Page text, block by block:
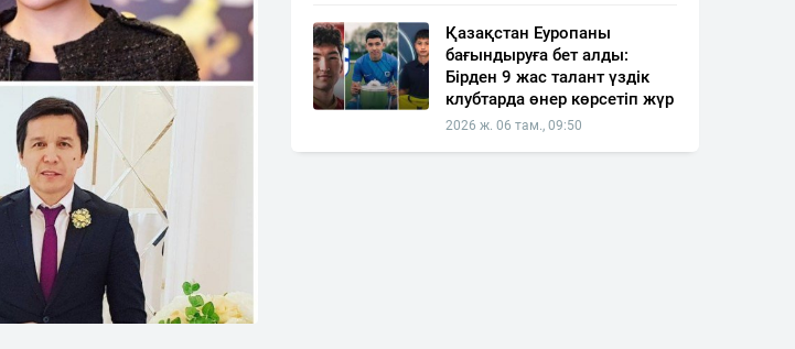
Қазақстан Еуропаны
бағындыруға бет алды:
Бірден 9 жас талант үздік
клубтарда өнер көрсетіп жүр
2026 ж. 06 там., 09:50